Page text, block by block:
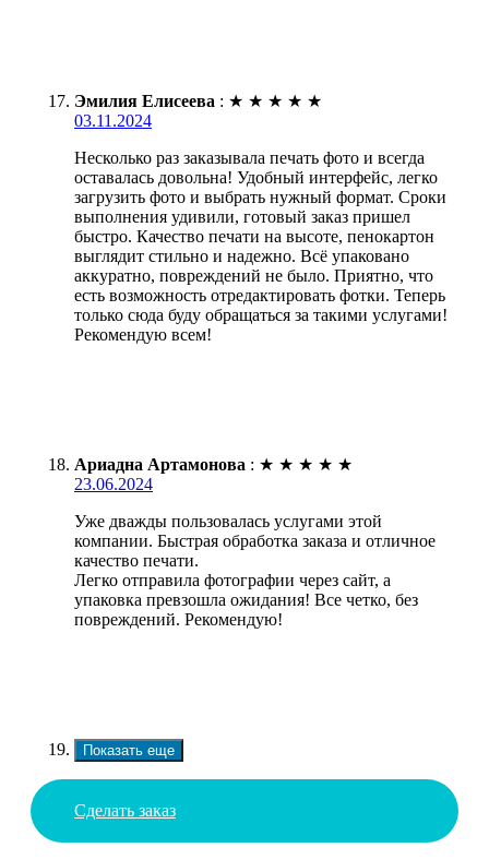
Эмилия Елисеева : ★ ★ ★ ★ ★
03.11.2024
Несколько раз заказывала печать фото и всегда
оставалась довольна! Удобный интерфейс, легко
загрузить фото и выбрать нужный формат. Сроки
выполнения удивили, готовый заказ пришел
быстро. Качество печати на высоте, пенокартон
выглядит стильно и надежно. Всё упаковано
аккуратно, повреждений не было. Приятно, что
есть возможность отредактировать фотки. Теперь
только сюда буду обращаться за такими услугами!
Рекомендую всем!
Ариадна Артамонова : ★ ★ ★ ★ ★
23.06.2024
Уже дважды пользовалась услугами этой
компании. Быстрая обработка заказа и отличное
качество печати.
Легко отправила фотографии через сайт, а
упаковка превзошла ожидания! Все четко, без
повреждений. Рекомендую!
Показать еще
Сделать заказ